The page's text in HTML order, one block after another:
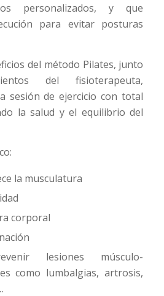
personalizados, y que
para evitar posturas
del método Pilates, junto
del fisioterapeuta,
sesión de ejercicio con total
la salud y el equilibrio del
la musculatura
corporal
lesiones músculo-
como lumbalgias, artrosis,